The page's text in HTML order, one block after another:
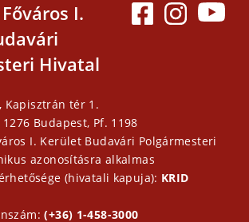
I.
Hivatal
Kapisztrán tér 1.
Budapest, Pf. 1198
I. Kerület Budavári Polgármesteri
azonosításra alkalmas
(hivatali kapuja): KRID
(+36) 1-458-3000